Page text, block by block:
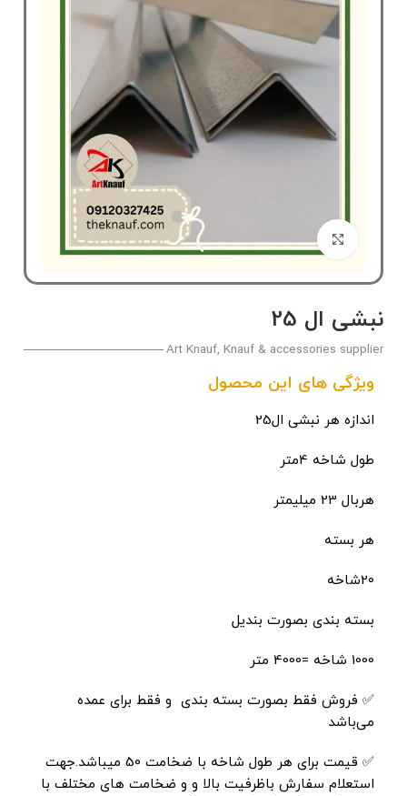
بزرگنمایی تصویر
نبشی ال 25
Art Knauf, Knauf & accessories supplier
ویژگی های این محصول
اندازه هر نبشی ال25
طول شاخه 4متر
هربال 23 میلیمتر
هر بسته
20شاخه
بسته بندی بصورت بندیل
1000 شاخه =4000 متر
✅ فروش فقط بصورت بسته بندی و فقط برای عمده
می‌باشد
✅ قیمت برای هر طول شاخه با ضخامت 50 میباشد.جهت
استعلام سفارش باظرفیت بالا و و ضخامت های مختلف با